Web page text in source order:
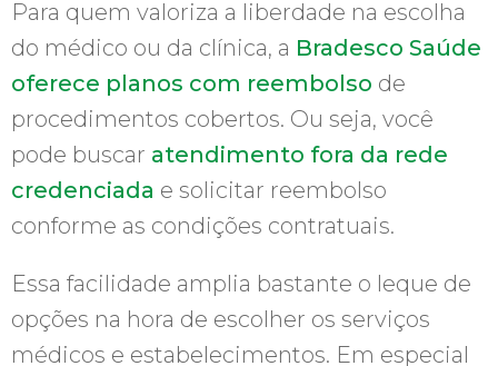
Para quem valoriza a liberdade na escolha
do médico ou da clínica, a Bradesco Saúde
oferece planos com reembolso de
procedimentos cobertos. Ou seja, você
pode buscar atendimento fora da rede
credenciada e solicitar reembolso
conforme as condições contratuais.
Essa facilidade amplia bastante o leque de
opções na hora de escolher os serviços
médicos e estabelecimentos. Em especial